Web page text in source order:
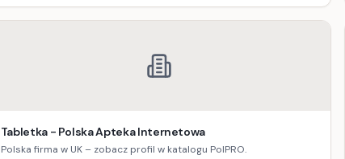
Tabletka - Polska Apteka Internetowa
Polska firma w UK – zobacz profil w katalogu PolPRO.